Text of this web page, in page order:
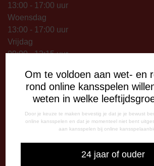
Om te voldoen aan wet- en
rond online kansspelen
weten in welke
Door je keuze te maken bevestig je dat je je bewust
online kansspelen en dat je momenteel niet bent
aan kansspelen bij online
24 jaar of ouder
13:00 - 17:00 uur
Woensdag
13:00 - 17:00 uur
Vrijdag
09:00 - 12:15 uur
Op thuiswedstrijddagen bereikbaar
CORRESPONDENTIE-ADRES
Postbus 26
7800 AA Emmen